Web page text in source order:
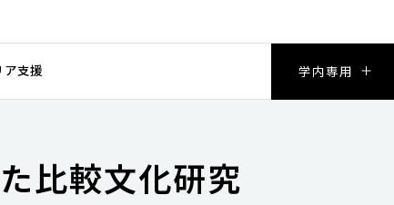
支援 学内専用
比較文化研究